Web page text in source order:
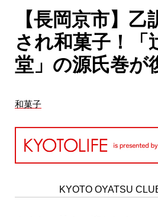
ABOUT US
Instagram
【長岡京市】
され和菓子！「
堂」の源氏巻が
和菓子
KYOTO OYATSU